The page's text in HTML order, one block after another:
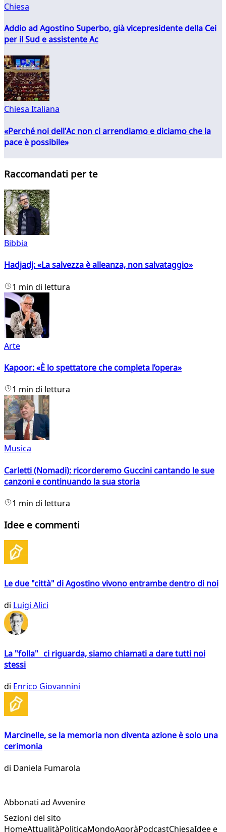
Chiesa
Addio ad Agostino Superbo, già vicepresidente della Cei
per il Sud e assistente Ac
Chiesa Italiana
«Perché noi dell'Ac non ci arrendiamo e diciamo che la
pace è possibile»
Raccomandati per te
Bibbia
Hadjadj: «La salvezza è alleanza, non salvataggio»
1 min di lettura
Arte
Kapoor: «È lo spettatore che completa l’opera»
1 min di lettura
Musica
Carletti (Nomadi): ricorderemo Guccini cantando le sue
canzoni e continuando la sua storia
1 min di lettura
Idee e commenti
Le due "città" di Agostino vivono entrambe dentro di noi
di Luigi Alici
La "folla" ci riguarda, siamo chiamati a dare tutti noi
stessi
di Enrico Giovannini
Marcinelle, se la memoria non diventa azione è solo una
cerimonia
di Daniela Fumarola
Abbonati ad Avvenire
Sezioni del sito
HomeAttualitàPoliticaMondoAgoràPodcastChiesaIdee e